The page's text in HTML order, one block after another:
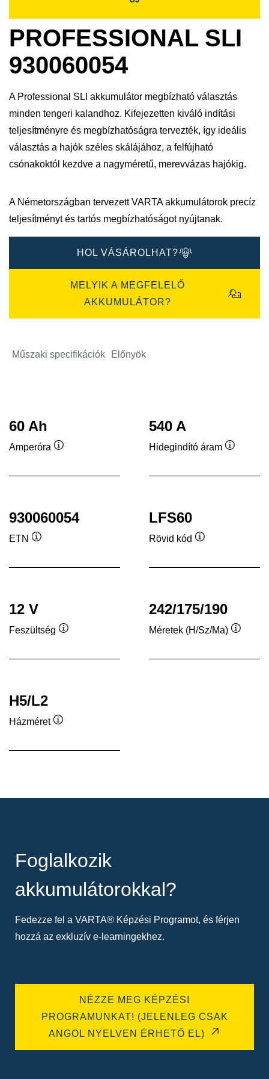
PROFESSIONAL SLI
930060054
A Professional SLI akkumulátor megbízható választás
minden tengeri kalandhoz. Kifejezetten kiváló indítási
teljesítményre és megbízhatóságra tervezték, így ideális
választás a hajók széles skálájához, a felfújható
csónakoktól kezdve a nagyméretű, merevvázas hajókig.
A Németországban tervezett VARTA akkumulátorok precíz
teljesítményt és tartós megbízhatóságot nyújtanak.​
HOL VÁSÁROLHAT?
MELYIK A MEGFELELŐ
AKKUMULÁTOR?
Műszaki specifikációk Előnyök
60 Ah
Amperóra
540 A
Hidegindító áram
930060054
ETN
LFS60
Rövid kód
12 V
Feszültség
242/175/190
Méretek (H/Sz/Ma)
H5/L2
Házméret
Foglalkozik
akkumulátorokkal?
Fedezze fel a VARTA® Képzési Programot, és férjen
hozzá az exkluzív e-learningekhez.
NÉZZE MEG KÉPZÉSI
PROGRAMUNKAT! (JELENLEG CSAK
ANGOL NYELVEN ÉRHETŐ EL)